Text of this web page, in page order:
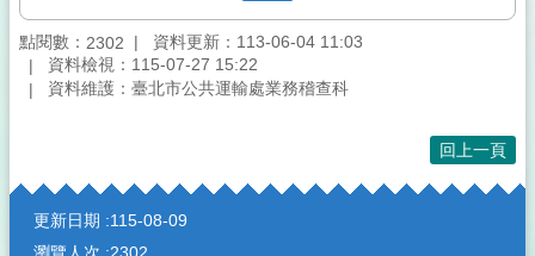
點閱數： 2302
資料更新：113-06-04 11:03
資料檢視：115-07-27 15:22
資料維護：臺北市公共運輸處業務稽查科
回上一頁
:::
更新日期
115-08-09